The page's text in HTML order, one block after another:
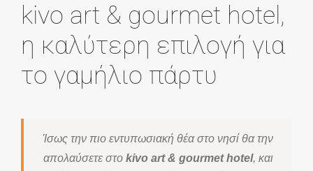
kivo art & gourmet hotel,
η καλύτερη επιλογή για
το γαμήλιο πάρτυ
Ίσως την πιο εντυπωσιακή θέα στο νησί θα την
απολαύσετε στο kivo art & gourmet hotel, και